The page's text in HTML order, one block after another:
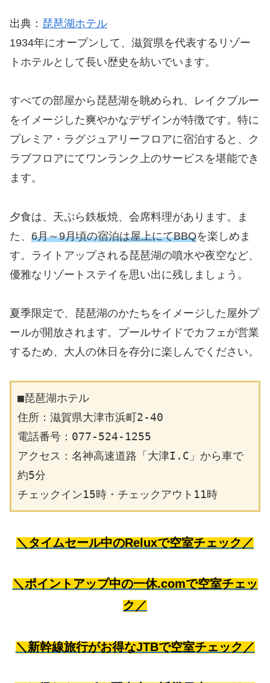
出典： 琵琶湖ホテル
1934年にオープンして、滋賀県を代表するリゾー
トホテルとして長い歴史を紡いでいます。
すべての部屋から琵琶湖を眺められ、レイクブルー
をイメージした爽やかなデザインが特徴です。特に
プレミア・ラグジュアリーフロアに宿泊すると、ク
ラブフロアにてワンランク上のサービスを堪能でき
ます。
夕食は、天ぷら鉄板焼、会席料理があります。ま
た、 6月～9月頃の宿泊は屋上にてBBQを楽しめま
す。ライトアップされる琵琶湖の噴水や夜空など、
優雅なリゾートステイを思い出に残しましょう。
夏季限定で、琵琶湖のかたちをイメージした屋外プ
ールが開放されます。プールサイドでカフェが営業
するため、大人の休日を存分に楽しんでください。
■琵琶湖ホテル
住所：滋賀県大津市浜町2-40
電話番号：077-524-1255
アクセス：名神高速道路「大津I.C」から車で
約5分
チェックイン15時・チェックアウト11時
＼タイムセール中のReluxで空室チェック／
＼ポイントアップ中の一休.comで空室チェッ
ク／
＼新幹線旅行がお得なJTBで空室チェック／